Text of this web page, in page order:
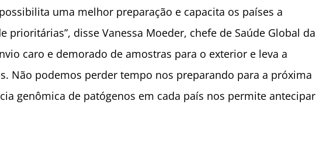
uma melhor preparação e capacita os países a
prioritárias”, disse Vanessa Moeder, chefe de Saúde Global da
caro e demorado de amostras para o exterior e leva a
Não podemos perder tempo nos preparando para a próxima
genômica de patógenos em cada país nos permite antecipar